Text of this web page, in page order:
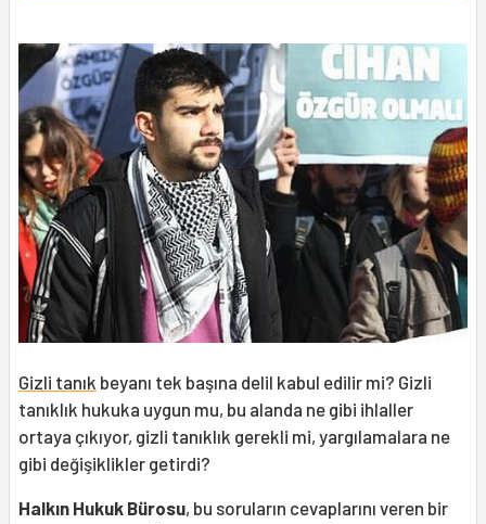
Gizli tanık beyanı tek başına delil kabul edilir mi? Gizli
tanıklık hukuka uygun mu, bu alanda ne gibi ihlaller
ortaya çıkıyor, gizli tanıklık gerekli mi, yargılamalara ne
gibi değişiklikler getirdi?
Halkın Hukuk Bürosu, bu soruların cevaplarını veren bir